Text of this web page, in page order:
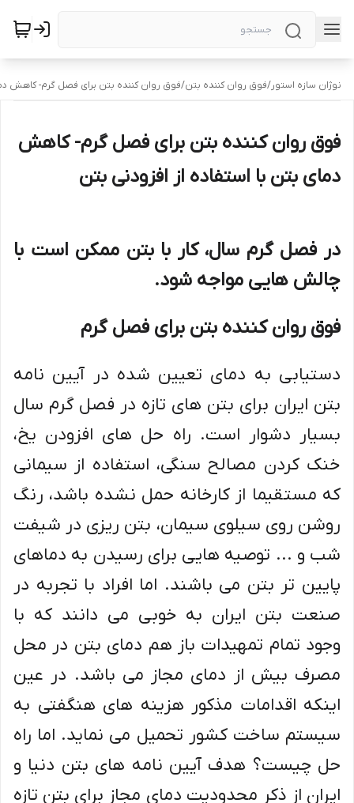
نوژان سازه استور/فوق روان کننده بتن/فوق روان کننده بتن برای فصل گرم- کاهش
فوق روان کننده بتن برای فصل گرم- کاهش
دمای بتن با استفاده از افزودنی بتن
در فصل گرم سال، کار با بتن ممکن است با
چالش هایی مواجه شود.
فوق روان کننده بتن برای فصل گرم
دستیابی به دمای تعیین شده در آیین نامه
بتن ایران برای بتن های تازه در فصل گرم سال
بسیار دشوار است. راه حل های افزودن یخ،
خنک کردن مصالح سنگی، استفاده از سیمانی
که مستقیما از کارخانه حمل نشده باشد، رنگ
روشن روی سیلوی سیمان، بتن ریزی در شیفت
شب و ... توصیه هایی برای رسیدن به دماهای
پایین تر بتن می باشند. اما افراد با تجربه در
صنعت بتن ایران به خوبی می دانند که با
وجود تمام تمهیدات باز هم دمای بتن در محل
مصرف بیش از دمای مجاز می باشد. در عین
اینکه اقدامات مذکور هزینه های هنگفتی به
سیستم ساخت کشور تحمیل می نماید. اما راه
حل چیست؟ هدف آیین نامه های بتن دنیا و
ایران از ذکر محدودیت دمای مجاز برای بتن تازه